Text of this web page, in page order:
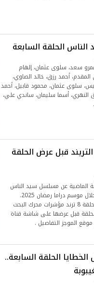
الحلقة السابعة
سعد، سلوى عثمان، إلهام
أحمد رزق، خالد الصاوي،
سلوى عثمان، محمود قابيل، أحمد
النهري، أسما سليمان، ساندي علي،
قبل عرض الحلقة
الماضية عن مسلسل سيد الناس
الذي يقدم بطولتة الفنان عمرو سعد خلال موسم دراما رمضان 2025.
وتصدرت كلمات مسلسل سيد الناس الحلقة 8 ترند مؤشرات محرك البحث
قبل عرضها على شاشة قناة
الحلقة السابعة..